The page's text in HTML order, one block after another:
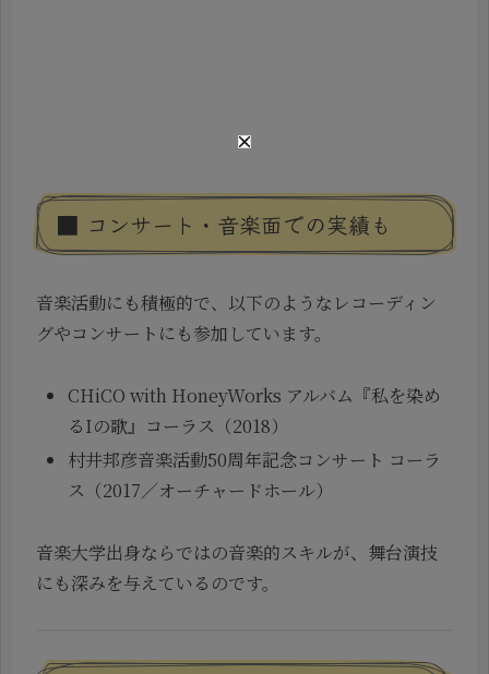
■ コンサート・音楽面での実績も
音楽活動にも積極的で、以下のようなレコーディン
グやコンサートにも参加しています。
CHiCO with HoneyWorks アルバム『私を染め
るIの歌』コーラス（2018）
村井邦彦音楽活動50周年記念コンサート コーラ
ス（2017／オーチャードホール）
音楽大学出身ならではの音楽的スキルが、舞台演技
にも深みを与えているのです。